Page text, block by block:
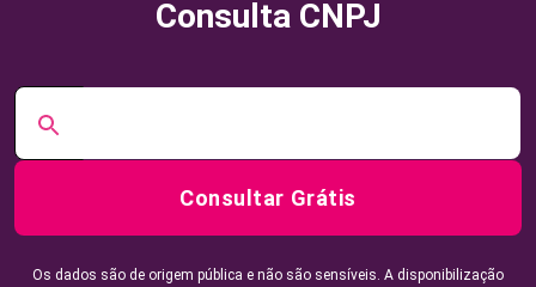
Consulta CNPJ
Consultar Grátis
Os dados são de origem pública e não são sensíveis. A disponibilização